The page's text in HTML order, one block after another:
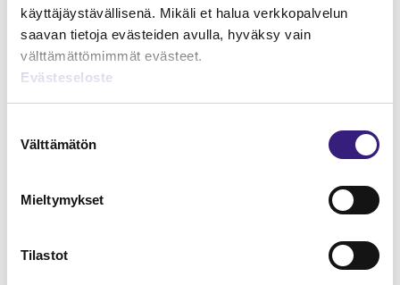
käyttäjäystävällisenä. Mikäli et halua verkkopalvelun
saavan tietoja evästeiden avulla, hyväksy vain
välttämättömimmät evästeet.
Evästeseloste
valinta
Välttämätön
Mieltymykset
Tilastot
Kirjanpitäjän kuukausi- ja vuosikello
hallinta tilitoimistossa